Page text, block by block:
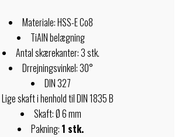
Materiale: HSS-E Co8
TiAlN belægning
Antal skærekanter: 3 stk.
Drrejningsvinkel: 30°
DIN 327
Lige skaft i henhold til DIN 1835 B
Skaft: Ø 6 mm
Pakning: 1 stk.